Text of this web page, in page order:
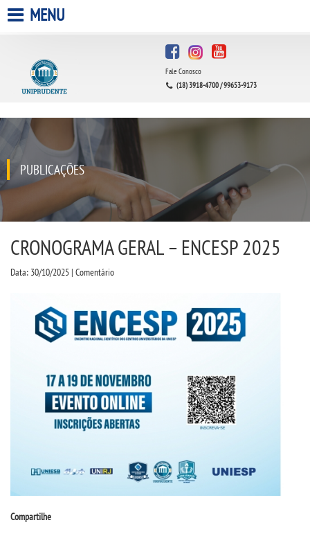
A UNIPRUDENTE
QUEM SOMOS
INFRAESTRUTURA
BIBLIOTECA
CPA
CPSA
CURSOS
BACHARELADOS
LICENCIATURAS
MENU
Fale Conosco
(18) 3918-4700 / 99653-9173
PUBLICAÇÕES
CRONOGRAMA GERAL – ENCESP 2025
Data: 30/10/2025 | Comentário
Compartilhe